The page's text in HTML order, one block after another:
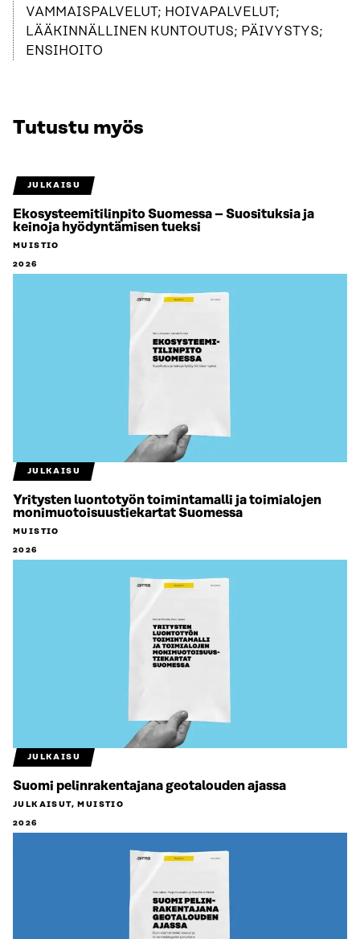
VAMMAISPALVELUT; HOIVAPALVELUT;
LÄÄKINNÄLLINEN KUNTOUTUS; PÄIVYSTYS;
ENSIHOITO
Tutustu myös
JULKAISU
Ekosysteemitilinpito Suomessa – Suosituksia ja
keinoja hyödyntämisen tueksi
MUISTIO
2026
JULKAISU
Yritysten luontotyön toimintamalli ja toimialojen
monimuotoisuustiekartat Suomessa
MUISTIO
2026
JULKAISU
Suomi pelinrakentajana geotalouden ajassa
JULKAISUT, MUISTIO
2026